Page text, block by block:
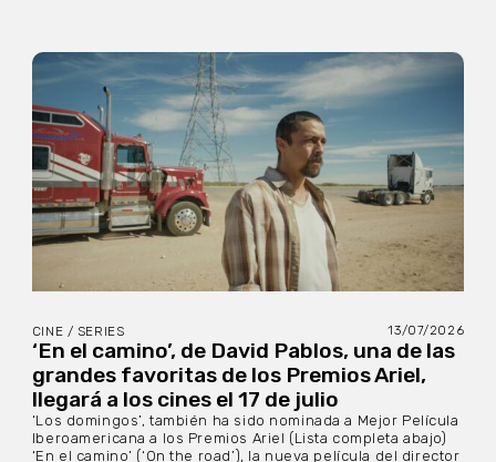
CINE / SERIES 13/07/2026
‘En el camino’, de David Pablos, una de las
grandes favoritas de los Premios Ariel,
llegará a los cines el 17 de julio
‘Los domingos’, también ha sido nominada a Mejor Película
Iberoamericana a los Premios Ariel (Lista completa abajo)
‘En el camino’ (‘On the road’), la nueva película del director